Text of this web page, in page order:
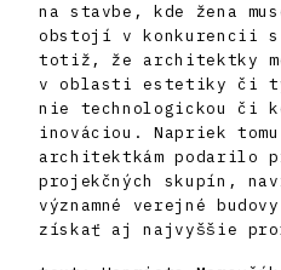
na stavbe, kde žena
obstojí v konkurencii s
totiž, že architektky
v oblasti estetiky či
nie technologickou či
inováciou. Napriek
architektkám podarilo
projekčných skupín,
významné verejné
získať aj najvyššie